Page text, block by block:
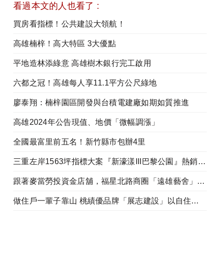
看過本文的人也看了 :
買房看指標！公共建設大領航！
高雄楠梓！高大特區 3大優點
平地造林添綠意 高雄樹木銀行完工啟用
六都之冠！高雄每人享11.1平方公尺綠地
廖泰翔：楠梓園區開發與台積電建廠如期如質推進
高雄2024年公告現值、地價「微幅調漲」
全國最富里前五名！新竹縣市包辦4里
三重左岸1563坪指標大案『新濠漾III巴黎公園』熱銷開工
跟著麥當勞投資金店舖，福星北路商圈「遠雄藝舍」金店炙手可熱
做住戶一輩子靠山 桃績優品牌「展志建設」以自住心蓋房